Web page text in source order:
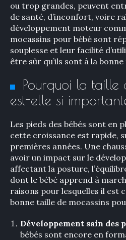
ou trop grandes, peuvent
de santé, d’inconfort, voire
développement moteur
mocassins pour bébé sont
souplesse et leur facilité
être sûr qu’ils sont à la bonne
Pourquoi la taille
est-elle si
Les pieds des bébés sont en
cette croissance est rapide,
premières années. Une
avoir un impact sur le
affectant la posture,
dont le bébé apprend à
raisons pour lesquelles il est
bonne taille de mocassins
Développement sain des
bébés sont encore en